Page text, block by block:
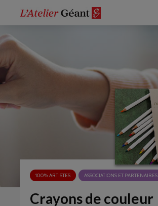
100% ARTISTES ASSOCIATIONS ET PARTENAIRES
Crayons de couleur